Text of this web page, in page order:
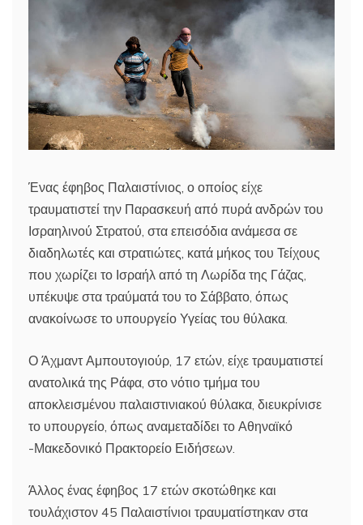
Ένας έφηβος Παλαιστίνιος, ο οποίος είχε
τραυματιστεί την Παρασκευή από πυρά ανδρών του
Ισραηλινού Στρατού, στα επεισόδια ανάμεσα σε
διαδηλωτές και στρατιώτες, κατά μήκος του Τείχους
που χωρίζει το Ισραήλ από τη Λωρίδα της Γάζας,
υπέκυψε στα τραύματά του το Σάββατο, όπως
ανακοίνωσε το υπουργείο Υγείας του θύλακα.
Ο Άχμαντ Αμπουτογιούρ, 17 ετών, είχε τραυματιστεί
ανατολικά της Ράφα, στο νότιο τμήμα του
αποκλεισμένου παλαιστινιακού θύλακα, διευκρίνισε
το υπουργείο, όπως αναμεταδίδει το Αθηναϊκό
-Μακεδονικό Πρακτορείο Ειδήσεων.
Άλλος ένας έφηβος 17 ετών σκοτώθηκε και
τουλάχιστον 45 Παλαιστίνιοι τραυματίστηκαν στα